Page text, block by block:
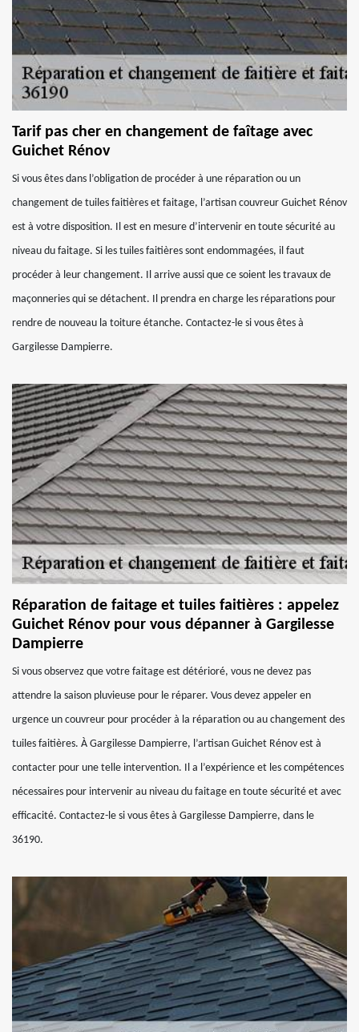
Tarif pas cher en changement de faîtage avec
Guichet Rénov
Si vous êtes dans l’obligation de procéder à une réparation ou un
changement de tuiles faitières et faitage, l’artisan couvreur Guichet Rénov
est à votre disposition. Il est en mesure d’intervenir en toute sécurité au
niveau du faitage. Si les tuiles faitières sont endommagées, il faut
procéder à leur changement. Il arrive aussi que ce soient les travaux de
maçonneries qui se détachent. Il prendra en charge les réparations pour
rendre de nouveau la toiture étanche. Contactez-le si vous êtes à
Gargilesse Dampierre.
Réparation de faitage et tuiles faitières : appelez
Guichet Rénov pour vous dépanner à Gargilesse
Dampierre
Si vous observez que votre faitage est détérioré, vous ne devez pas
attendre la saison pluvieuse pour le réparer. Vous devez appeler en
urgence un couvreur pour procéder à la réparation ou au changement des
tuiles faitières. À Gargilesse Dampierre, l’artisan Guichet Rénov est à
contacter pour une telle intervention. Il a l’expérience et les compétences
nécessaires pour intervenir au niveau du faitage en toute sécurité et avec
efficacité. Contactez-le si vous êtes à Gargilesse Dampierre, dans le
36190.